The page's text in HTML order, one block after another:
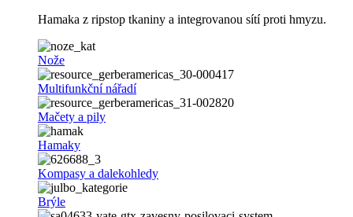
Hamaka z ripstop tkaniny a integrovanou sítí proti hmyzu.
Nože
Multifunkční nářadí
Mačety a pily
Hamaky
Kompasy a dalekohledy
Brýle